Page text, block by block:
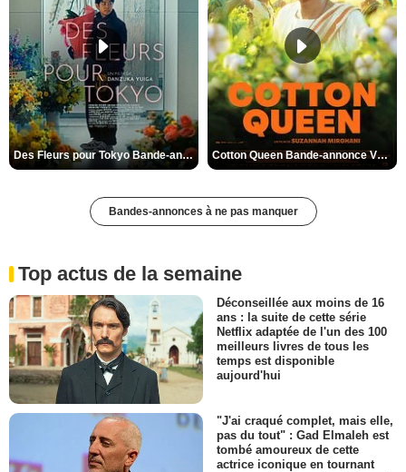
Des Fleurs pour Tokyo Bande-annonce VO STFR Cotton Queen Bande-annonce VO STFR
Bandes-annonces à ne pas manquer
Top actus de la semaine
Déconseillée aux moins de 16
ans : la suite de cette série
Netflix adaptée de l'un des 100
meilleurs livres de tous les
temps est disponible
aujourd'hui
"J'ai craqué complet, mais elle,
pas du tout" : Gad Elmaleh est
tombé amoureux de cette
actrice iconique en tournant